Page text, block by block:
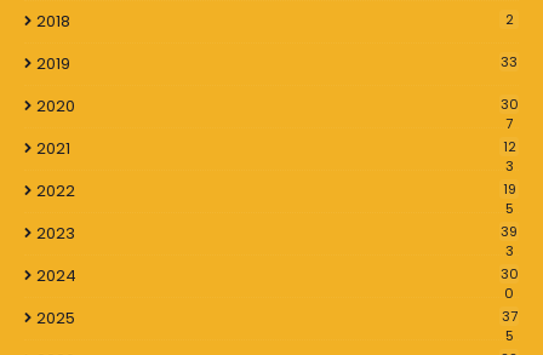
2018 2
2019 33
2020
30
7
2021
12
3
2022
19
5
2023
39
3
2024
30
0
2025
37
5